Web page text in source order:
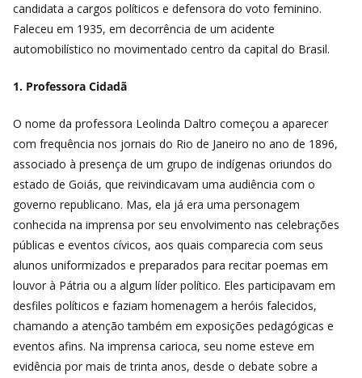
candidata a cargos políticos e defensora do voto feminino.
Faleceu em 1935, em decorrência de um acidente
automobilístico no movimentado centro da capital do Brasil.
1. Professora Cidadã
O nome da professora Leolinda Daltro começou a aparecer
com frequência nos jornais do Rio de Janeiro no ano de 1896,
associado à presença de um grupo de indígenas oriundos do
estado de Goiás, que reivindicavam uma audiência com o
governo republicano. Mas, ela já era uma personagem
conhecida na imprensa por seu envolvimento nas celebrações
públicas e eventos cívicos, aos quais comparecia com seus
alunos uniformizados e preparados para recitar poemas em
louvor à Pátria ou a algum líder político. Eles participavam em
desfiles políticos e faziam homenagem a heróis falecidos,
chamando a atenção também em exposições pedagógicas e
eventos afins. Na imprensa carioca, seu nome esteve em
evidência por mais de trinta anos, desde o debate sobre a